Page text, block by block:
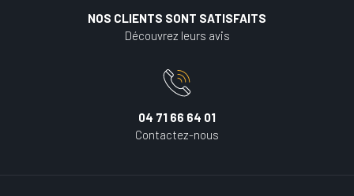
NOS CLIENTS SONT SATISFAITS
Découvrez leurs avis
04 71 66 64 01
Contactez-nous